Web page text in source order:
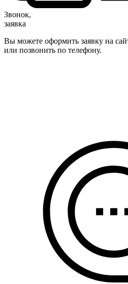
Звонок,
заявка
Вы можете оформить заявку на
или позвонить по телефону.